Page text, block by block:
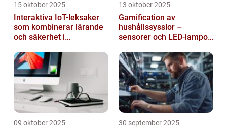
15 oktober 2025
Interaktiva IoT-leksaker
som kombinerar lärande
och säkerhet i
13 oktober 2025
Gamification av
hushållssysslor –
sensorer och LED-lampor
09 oktober 2025 30 september 2025